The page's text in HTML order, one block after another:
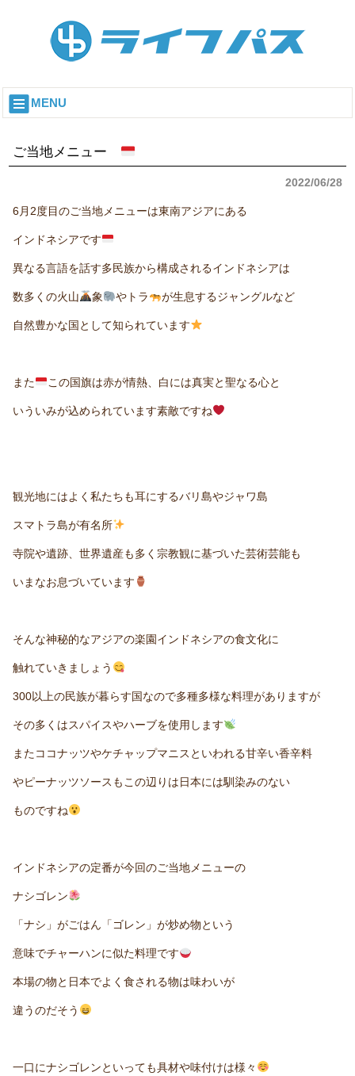
MENU
ご当地メニュー
2022/06/28
6月2度目のご当地メニューは東南アジアにある
インドネシアです
異なる言語を話す多民族から構成されるインドネシアは
数多くの火山 象 やトラ が生息するジャングルなど
自然豊かな国として知られています
また この国旗は赤が情熱、白には真実と聖なる心と
いういみが込められています素敵ですね
観光地にはよく私たちも耳にするバリ島やジャワ島
スマトラ島が有名所
寺院や遺跡、世界遺産も多く宗教観に基づいた芸術芸能も
いまなお息づいています
そんな神秘的なアジアの楽園インドネシアの食文化に
触れていきましょう
300以上の民族が暮らす国なので多種多様な料理がありますが
その多くはスパイスやハーブを使用します
またココナッツやケチャップマニスといわれる甘辛い香辛料
やピーナッツソースもこの辺りは日本には馴染みのない
ものですね
インドネシアの定番が今回のご当地メニューの
ナシゴレン
「ナシ」がごはん「ゴレン」が炒め物という
意味でチャーハンに似た料理です
本場の物と日本でよく食される物は味わいが
違うのだそう
一口にナシゴレンといっても具材や味付けは様々